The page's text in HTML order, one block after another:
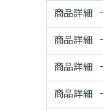
商品詳細
商品詳細
商品詳細
商品詳細